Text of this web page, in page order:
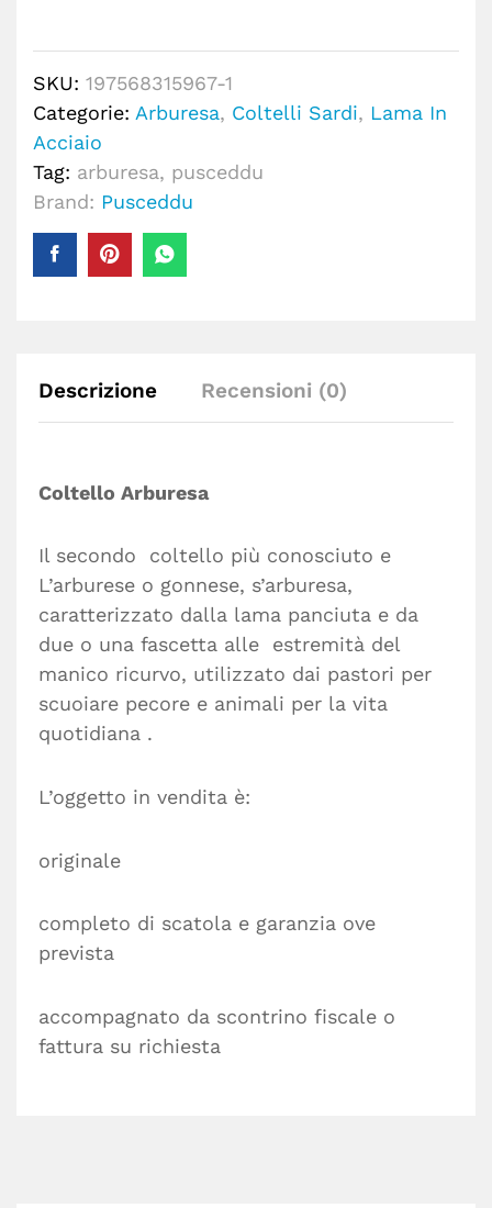
SKU: 197568315967-1
Categorie: Arburesa, Coltelli Sardi, Lama In
Acciaio
Tag: arburesa, pusceddu
Brand: Pusceddu
Descrizione Recensioni (0)
Coltello Arburesa
Il secondo coltello più conosciuto e
L’arburese o gonnese, s’arburesa,
caratterizzato dalla lama panciuta e da
due o una fascetta alle estremità del
manico ricurvo, utilizzato dai pastori per
scuoiare pecore e animali per la vita
quotidiana .
L’oggetto in vendita è:
originale
completo di scatola e garanzia ove
prevista
accompagnato da scontrino fiscale o
fattura su richiesta